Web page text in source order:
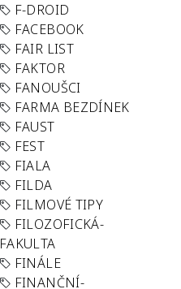
F-DROID
FACEBOOK
FAIR LIST
FAKTOR
FANOUŠCI
FARMA BEZDÍNEK
FAUST
FEST
FIALA
FILDA
FILMOVÉ TIPY
FILOZOFICKÁ-
FAKULTA
FINÁLE
FINANČNÍ-